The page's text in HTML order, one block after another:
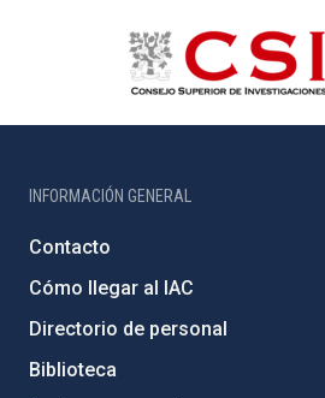
INFORMACIÓN GENERAL
Contacto
Cómo llegar al IAC
Directorio de personal
Biblioteca